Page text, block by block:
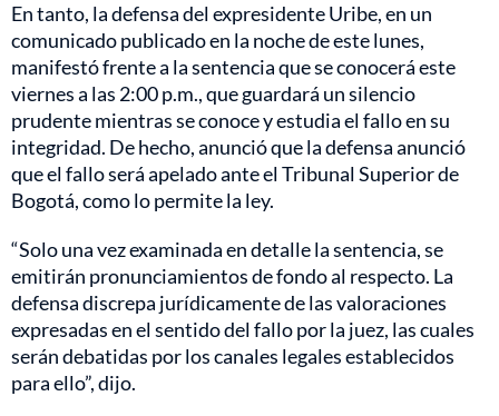
En tanto, la defensa del expresidente Uribe, en un
comunicado publicado en la noche de este lunes,
manifestó frente a la sentencia que se conocerá este
viernes a las 2:00 p.m., que guardará un silencio
prudente mientras se conoce y estudia el fallo en su
integridad. De hecho, anunció que la defensa anunció
que el fallo será apelado ante el Tribunal Superior de
Bogotá, como lo permite la ley.
“Solo una vez examinada en detalle la sentencia, se
emitirán pronunciamientos de fondo al respecto. La
defensa discrepa jurídicamente de las valoraciones
expresadas en el sentido del fallo por la juez, las cuales
serán debatidas por los canales legales establecidos
para ello”, dijo.